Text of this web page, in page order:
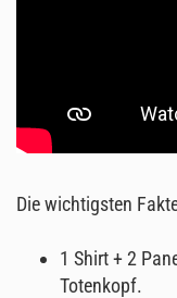
Die wichtigsten
1 Shirt + 2
Totenkopf.